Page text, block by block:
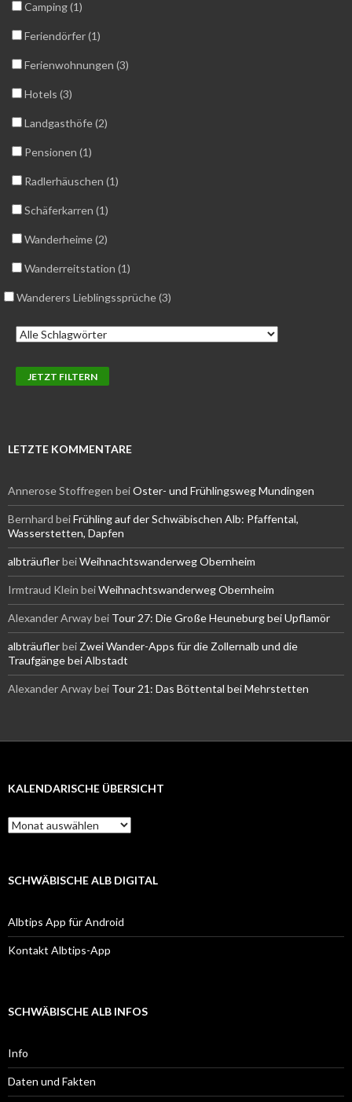
Camping (1)
Feriendörfer (1)
Ferienwohnungen (3)
Hotels (3)
Landgasthöfe (2)
Pensionen (1)
Radlerhäuschen (1)
Schäferkarren (1)
Wanderheime (2)
Wanderreitstation (1)
Wanderers Lieblingssprüche (3)
LETZTE KOMMENTARE
Annerose Stoffregen beiOster- und Frühlingsweg Mundingen
Bernhard beiFrühling auf der Schwäbischen Alb: Pfaffental,
Wasserstetten, Dapfen
albträuflerbeiWeihnachtswanderweg Obernheim
Irmtraud Klein beiWeihnachtswanderweg Obernheim
Alexander Arwaybei Tour 27: Die Große Heuneburg bei Upflamör
albträuflerbei Zwei Wander-Apps für die Zollernalb und die
Traufgänge bei Albstadt
Alexander Arwaybei Tour 21: Das Böttental bei Mehrstetten
KALENDARISCHE ÜBERSICHT
Kalendarische
Übersicht
SCHWÄBISCHE ALB DIGITAL
Albtips App für Android
Kontakt Albtips-App
SCHWÄBISCHE ALB INFOS
Info
Daten und Fakten